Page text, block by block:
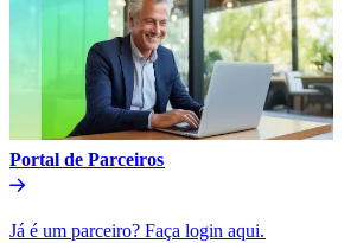
Portal de Parceiros​​
Já é um parceiro? Faça login aqui.​​